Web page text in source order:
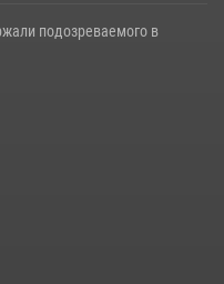
подозреваемого в